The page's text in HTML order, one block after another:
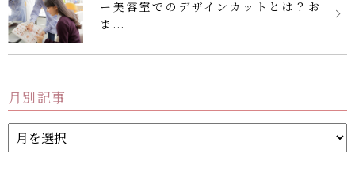
ー美容室でのデザインカットとは？お
ま...
月別記事